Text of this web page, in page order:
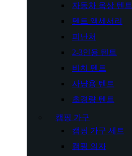
자동차 옥상 텐트
텐트 액세서리
피난처
2-3인용 텐트
비치 텐트
사냥용 텐트
초경량 텐트
캠핑 가구
캠핑 가구 세트
캠핑 의자